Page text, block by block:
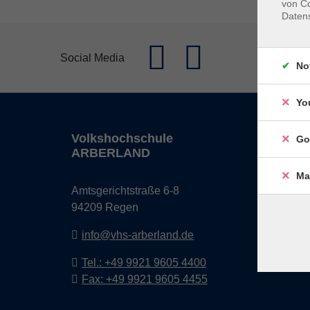
Social Media
Volkshochschule
ARBERLAND
Amtsgerichtstraße 6-8
94209 Regen
info@vhs-arberland.de
Tel.: +49 9921 9605 4400
Fax: +49 9921 9605 4455
08:30
von